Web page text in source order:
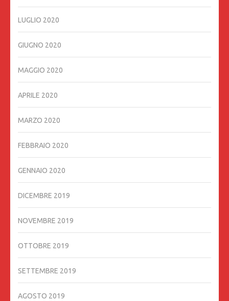
LUGLIO 2020
GIUGNO 2020
MAGGIO 2020
APRILE 2020
MARZO 2020
FEBBRAIO 2020
GENNAIO 2020
DICEMBRE 2019
NOVEMBRE 2019
OTTOBRE 2019
SETTEMBRE 2019
AGOSTO 2019